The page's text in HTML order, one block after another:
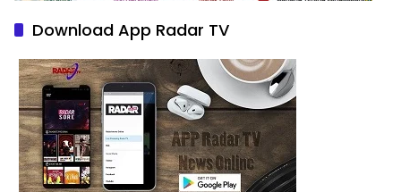
Download App Radar TV